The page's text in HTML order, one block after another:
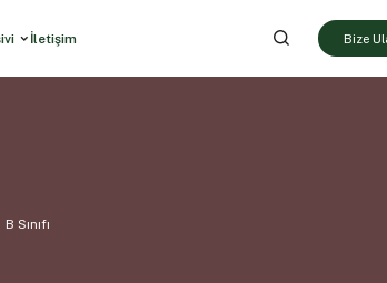
İletişim Bize
B Sınıfı